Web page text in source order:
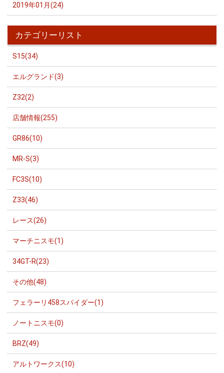
2019年01月(24)
カテゴリーリスト
S15(34)
エルグランド(3)
Z32(2)
店舗情報(255)
GR86(10)
MR-S(3)
FC3S(10)
Z33(46)
レース(26)
マーチニスモ(1)
34GT-R(23)
その他(48)
フェラーリ458スパイダー(1)
ノートニスモ(0)
BRZ(49)
アルトワークス(10)